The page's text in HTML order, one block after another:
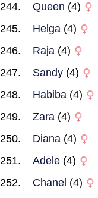
Queen (4)
Helga (4)
Raja (4)
Sandy (4)
Habiba (4)
Zara (4)
Diana (4)
Adele (4)
Chanel (4)